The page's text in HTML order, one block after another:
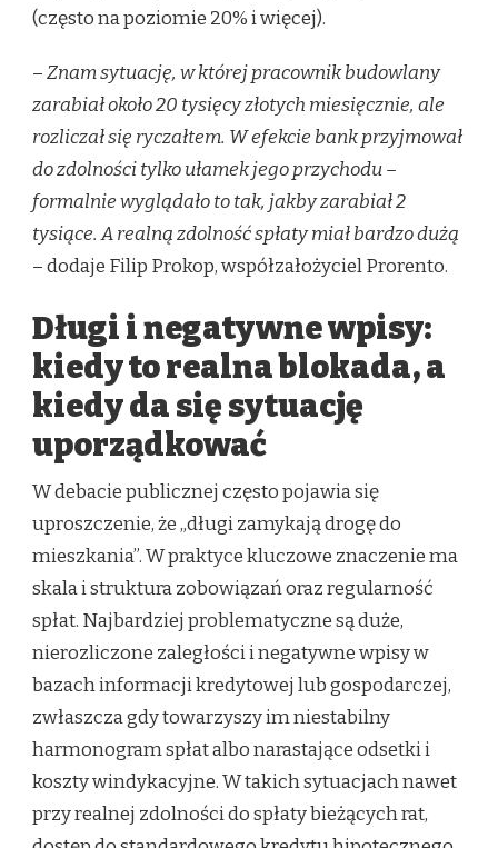
(często na poziomie 20% i więcej).
–Znam sytuację, w której pracownik budowlany
zarabiał około 20 tysięcy złotych miesięcznie, ale
rozliczał się ryczałtem. W efekcie bank przyjmował
do zdolności tylko ułamek jego przychodu –
formalnie wyglądało to tak, jakby zarabiał 2
tysiące. A realną zdolność spłaty miał bardzo dużą
– dodaje Filip Prokop, współzałożyciel Prorento.
Długi i negatywne wpisy:
kiedy to realna blokada, a
kiedy da się sytuację
uporządkować
W debacie publicznej często pojawia się
uproszczenie, że „długi zamykają drogę do
mieszkania”. W praktyce kluczowe znaczenie ma
skala i struktura zobowiązań oraz regularność
spłat. Najbardziej problematyczne są duże,
nierozliczone zaległości i negatywne wpisy w
bazach informacji kredytowej lub gospodarczej,
zwłaszcza gdy towarzyszy im niestabilny
harmonogram spłat albo narastające odsetki i
koszty windykacyjne. W takich sytuacjach nawet
przy realnej zdolności do spłaty bieżących rat,